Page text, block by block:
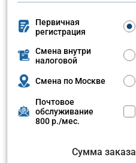
Первичная
регистрация
Смена внутри
налоговой
Смена по Москве
Почтовое
обслуживание
800 р./мес.
Сумма заказа